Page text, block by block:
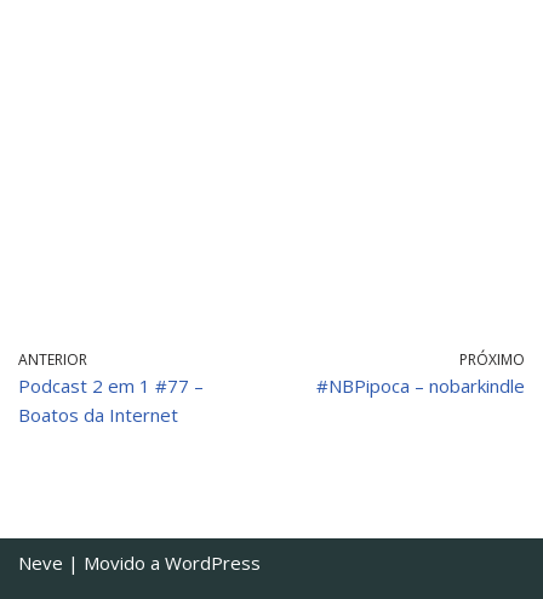
ANTERIOR
Podcast 2 em 1 #77 –
Boatos da Internet
PRÓXIMO
#NBPipoca – nobarkindle
Neve | Movido a WordPress